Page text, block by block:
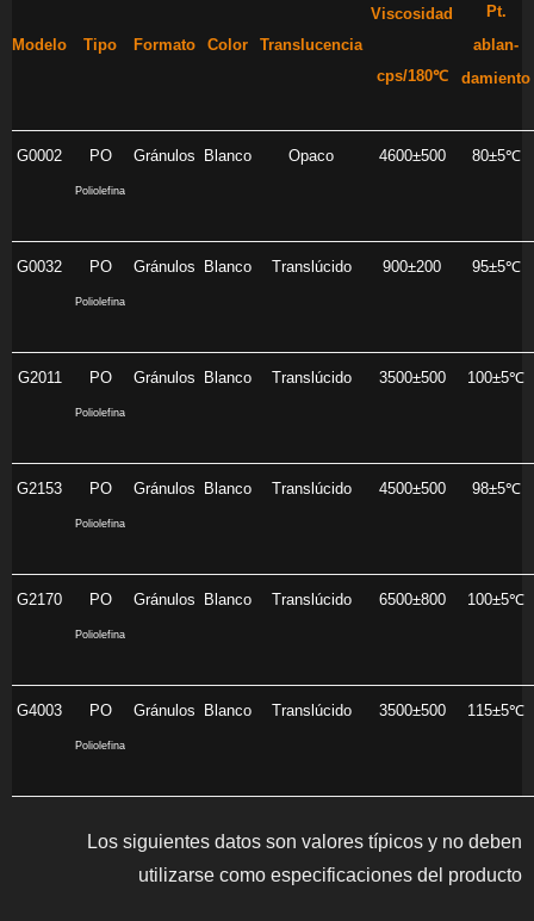
Modelo Tipo Formato Color Translucencia
Viscosidad
cps/180℃
Pt.
ablan-
damiento
G0002 PO
Poliolefina
Gránulos Blanco Opaco 4600±500 80±5℃
G0032 PO
Poliolefina
Gránulos Blanco Translúcido 900±200 95±5℃
G2011 PO
Poliolefina
Gránulos Blanco Translúcido 3500±500 100±5℃
G2153 PO
Poliolefina
Gránulos Blanco Translúcido 4500±500 98±5℃
G2170 PO
Poliolefina
Gránulos Blanco Translúcido 6500±800 100±5℃
G4003 PO
Poliolefina
Gránulos Blanco Translúcido 3500±500 115±5℃
Los siguientes datos son valores típicos y no deben
utilizarse como especificaciones del producto